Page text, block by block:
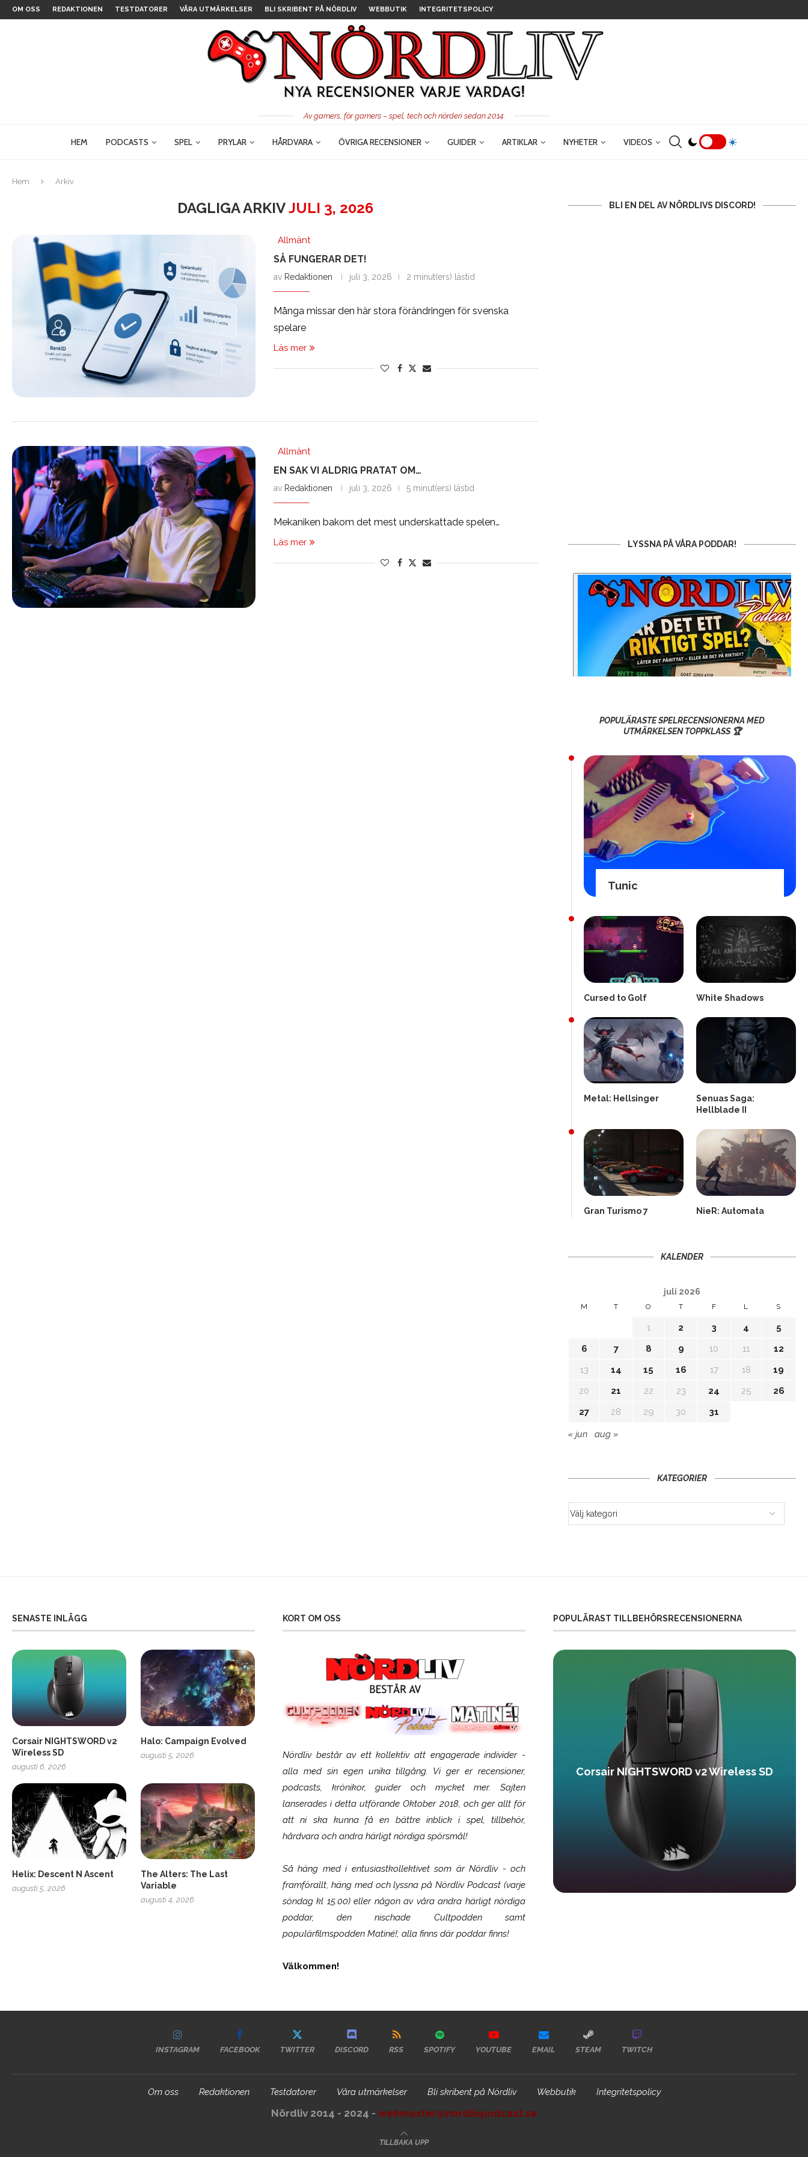
OM OSS REDAKTIONEN TESTDATORER VÅRA UTMÄRKELSER BLI SKRIBENT PÅ NÖRDLIV WEBBUTIK INTEGRITETSPOLICY
Av gamers, för gamers – spel, tech och nörderi sedan 2014.
HEM PODCASTS SPEL PRYLAR HÅRDVARA ÖVRIGA RECENSIONER GUIDER ARTIKLAR NYHETER VIDEOS
Hem Arkiv
DAGLIGA ARKIVJULI 3, 2026
Allmänt
SÅ FUNGERAR DET!
av Redaktionen juli 3, 2026 2 minut(ers) lästid
Många missar den här stora förändringen för svenska
spelare
Läs mer
Allmänt
EN SAK VI ALDRIG PRATAT OM…
av Redaktionen juli 3, 2026 5 minut(ers) lästid
Mekaniken bakom det mest underskattade spelen…
Läs mer
BLI EN DEL AV NÖRDLIVS DISCORD!
LYSSNA PÅ VÅRA PODDAR!
POPULÄRASTE SPELRECENSIONERNA MED
UTMÄRKELSEN TOPPKLASS 🏆
Tunic
Cursed to Golf White Shadows
Metal: Hellsinger
Senuas Saga:
Hellblade II
Gran Turismo 7 NieR: Automata
KALENDER
juli 2026
M T O T F L S
1 2 3 4
5
6
7 8 9 10 11
12
13
14 15 16 17 18
19
20
21 22 23 24 25
26
27
28 29 30 31
« jun aug »
KATEGORIER
SENASTE INLÄGG
Corsair NIGHTSWORD v2
Wireless SD
augusti 6, 2026
Halo: Campaign Evolved
augusti 5, 2026
Helix: Descent N Ascent
augusti 5, 2026
The Alters: The Last
Variable
augusti 4, 2026
KORT OM OSS
Nördliv består av ett kollektiv att engagerade individer -
alla med sin egen unika tillgång. Vi ger er recensioner,
podcasts, krönikor, guider och mycket mer. Sajten
lanserades i detta utförande Oktober 2018, och ger allt för
att ni ska kunna få en bättre inblick i spel, tillbehör,
hårdvara och andra härligt nördiga spörsmål!
Så häng med i entusiastkollektivet som ärNördliv- och
framförallt, häng med och lyssna på Nördliv Podcast (varje
söndag kl 15.00) eller någon av våra andra härligt nördiga
poddar, den nischade Cultpodden samt
populärfilmspodden Matiné!; alla finns där poddar finns!
Välkommen!
POPULÄRAST TILLBEHÖRSRECENSIONERNA
SCUF Gaming Omega Corsair NIGHTSWORD v2 Wireless SD
INSTAGRAM FACEBOOK TWITTER DISCORD RSS SPOTIFY YOUTUBE EMAIL STEAM TWITCH
Om oss Redaktionen Testdatorer Våra utmärkelser Bli skribent på Nördliv Webbutik Integritetspolicy
Nördliv 2014 - 2024 - webmaster@nordlivpodcast.se
TILLBAKA UPP